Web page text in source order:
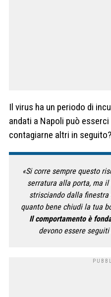
Il virus ha un periodo di
andati a Napoli può
contagiarne altri in seguito?
«Si corre sempre questo
serratura alla porta, ma
strisciando dalla
quanto bene chiudi la tua
Il comportamento è
devono essere